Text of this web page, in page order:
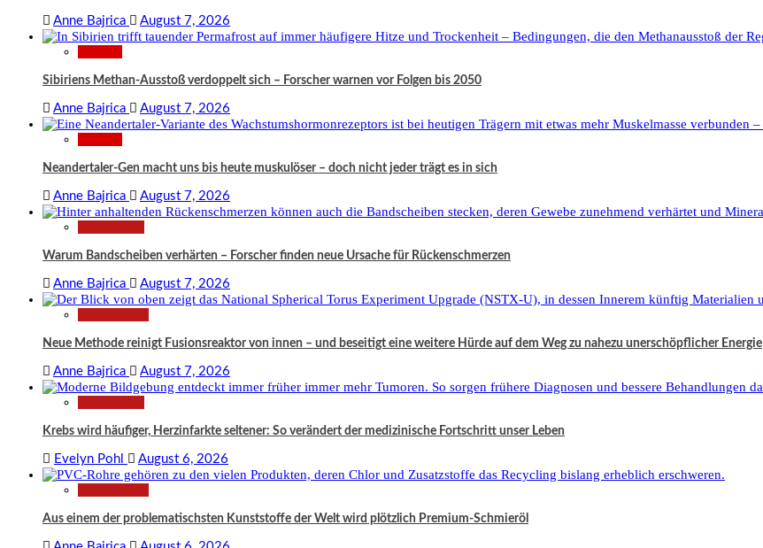
Anne Bajrica August 7, 2026
Sibiriens Methan-Ausstoß verdoppelt sich – Forscher warnen vor Folgen bis 2050
Anne Bajrica August 7, 2026
Neandertaler-Gen macht uns bis heute muskulöser – doch nicht jeder trägt es in sich
Anne Bajrica August 7, 2026
Warum Bandscheiben verhärten – Forscher finden neue Ursache für Rückenschmerzen
Anne Bajrica August 7, 2026
Neue Methode reinigt Fusionsreaktor von innen – und beseitigt eine weitere Hürde auf dem Weg zu nahezu unerschöpflicher Energie
Anne Bajrica August 7, 2026
Krebs wird häufiger, Herzinfarkte seltener: So verändert der medizinische Fortschritt unser Leben
Evelyn Pohl August 6, 2026
Aus einem der problematischsten Kunststoffe der Welt wird plötzlich Premium-Schmieröl